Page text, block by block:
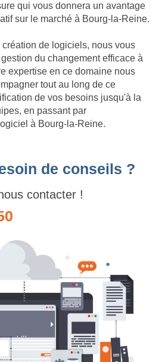
qui vous donnera un avantage
sur le marché à Bourg-la-Reine.
de logiciels, nous vous
du changement efficace à
expertise en ce domaine nous
tout au long de ce
de vos besoins jusqu'à la
en passant par
à Bourg-la-Reine.
de conseils ?
contacter !